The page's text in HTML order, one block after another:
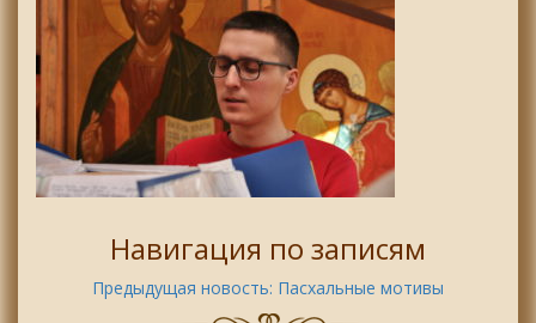
Навигация по записям
Предыдущая новость: Пасхальные мотивы